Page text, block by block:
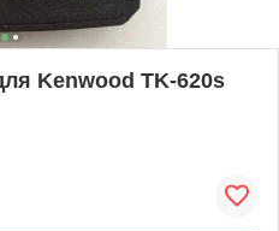
Kenwood TK-620s